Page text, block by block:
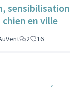
sensibilisation
en ville
2 16